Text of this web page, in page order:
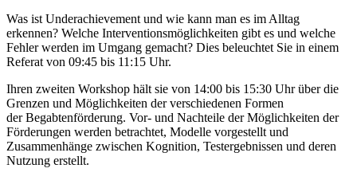
Was ist Underachievement und wie kann man es im Alltag
erkennen? Welche Interventionsmöglichkeiten gibt es und welche
Fehler werden im Umgang gemacht? Dies beleuchtet Sie in einem
Referat von 09:45 bis 11:15 Uhr.
Ihren zweiten Workshop hält sie von 14:00 bis 15:30 Uhr über die
Grenzen und Möglichkeiten der verschiedenen Formen
der Begabtenförderung. Vor- und Nachteile der Möglichkeiten der
Förderungen werden betrachtet, Modelle vorgestellt und
Zusammenhänge zwischen Kognition, Testergebnissen und deren
Nutzung erstellt.